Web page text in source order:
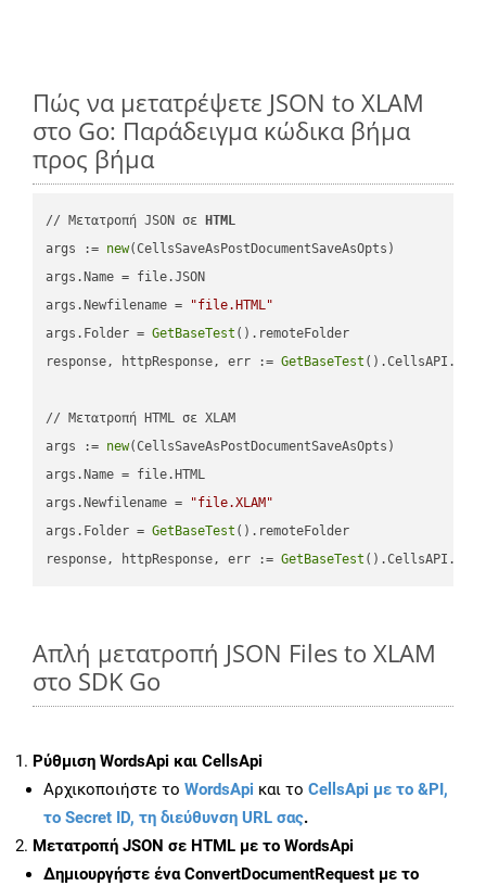
Πώς να μετατρέψετε JSON to XLAM
στο Go: Παράδειγμα κώδικα βήμα
προς βήμα
// Μετατροπή JSON σε
HTML
args := new(CellsSaveAsPostDocumentSaveAsOpts)
args.Name = file.JSON
args.Newfilename =
"file.HTML"
args.Folder = GetBaseTest ().remoteFolder
response, httpResponse, err := GetBaseTest ().CellsAPI.
// Μετατροπή HTML σε XLAM
args := new(CellsSaveAsPostDocumentSaveAsOpts)
args.Name = file.HTML
args.Newfilename =
"file.XLAM"
args.Folder = GetBaseTest ().remoteFolder
response, httpResponse, err := GetBaseTest ().CellsAPI.
Απλή μετατροπή JSON Files to XLAM
στο SDK Go
Ρύθμιση WordsApi και CellsApi
Αρχικοποιήστε το WordsApi και το CellsApi με το &PI,
το Secret ID, τη διεύθυνση URL σας.
Μετατροπή JSON σε HTML με το WordsApi
Δημιουργήστε έναConvertDocumentRequest με το